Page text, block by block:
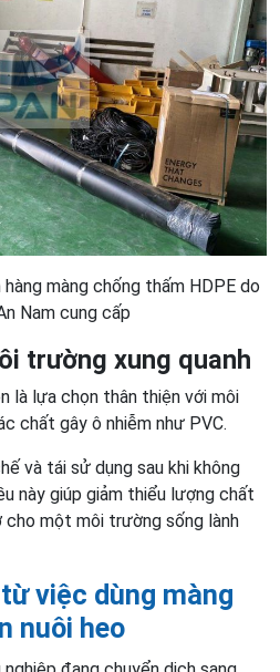
màng chống thấm HDPE do
Nam cung cấp
trường xung quanh
là lựa chọn thân thiện với môi
chất gây ô nhiễm như PVC.
và tái sử dụng sau khi không
này giúp giảm thiểu lượng chất
cho một môi trường sống lành
việc dùng màng
nuôi heo